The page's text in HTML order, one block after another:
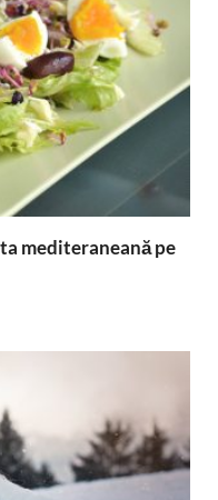
mediteraneană pe